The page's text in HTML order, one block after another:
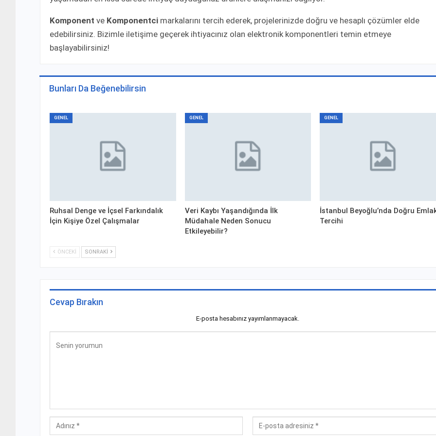
Komponent ve Komponentci markalarını tercih ederek, projelerinizde doğru ve hesaplı çözümler elde
edebilirsiniz. Bizimle iletişime geçerek ihtiyacınız olan elektronik komponentleri temin etmeye
başlayabilirsiniz!
Bunları Da Beğenebilirsin
GENEL
Ruhsal Denge ve İçsel Farkındalık
İçin Kişiye Özel Çalışmalar
GENEL
Veri Kaybı Yaşandığında İlk
Müdahale Neden Sonucu
Etkileyebilir?
GENEL
İstanbul Beyoğlu’nda Doğru
Tercihi
ÖNCEKI SONRAKI
Cevap Bırakın
E-posta hesabınız yayımlanmayacak.